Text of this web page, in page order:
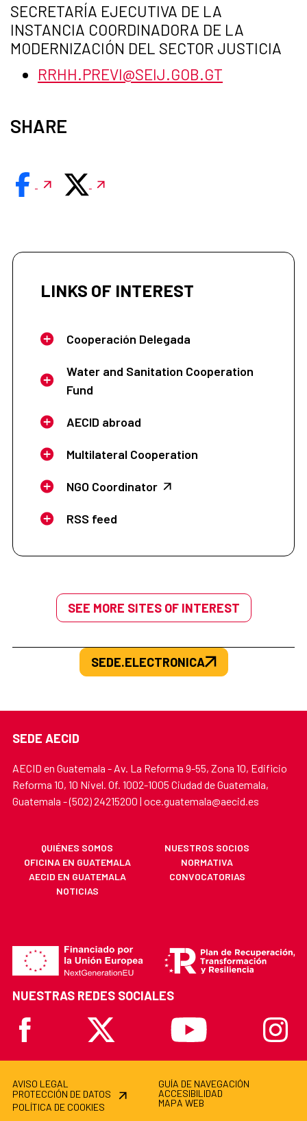
SECRETARÍA EJECUTIVA DE LA
INSTANCIA COORDINADORA DE LA
MODERNIZACIÓN DEL SECTOR JUSTICIA
RRHH.PREVI@SEIJ.GOB.GT
SHARE
LINKS OF INTEREST
Cooperación Delegada
Water and Sanitation Cooperation
Fund
AECID abroad
Multilateral Cooperation
NGO Coordinator
RSS feed
SEE MORE SITES OF INTEREST
SEDE.ELECTRONICA
SEDE AECID
AECID en Guatemala - Av. La Reforma 9-55, Zona 10, Edificio
Reforma 10, 10 Nivel. Of. 1002-1005 Ciudad de Guatemala,
Guatemala - (502) 24215200 | oce.guatemala@aecid.es
QUIÉNES SOMOS
NUESTROS SOCIOS
OFICINA EN GUATEMALA
NORMATIVA
AECID EN GUATEMALA
CONVOCATORIAS
NOTICIAS
NUESTRAS REDES SOCIALES
Facebook
X Youtube
AVISO LEGAL
PROTECCIÓN DE DATOS
POLÍTICA DE COOKIES
GUÍA DE NAVEGACIÓN
ACCESIBILIDAD
MAPA WEB